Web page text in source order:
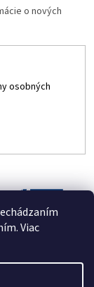
Viac
o nových
osobných